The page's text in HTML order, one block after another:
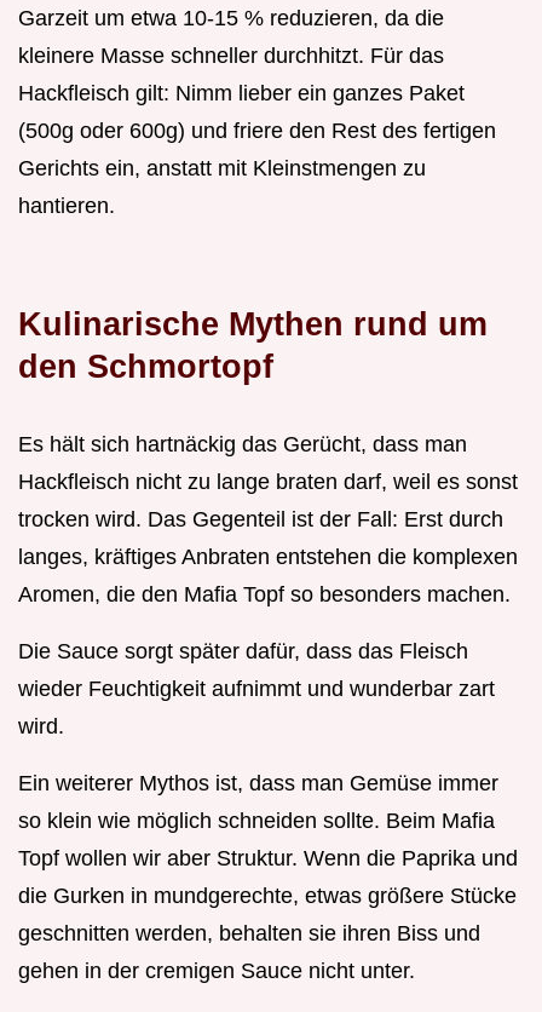
Garzeit um etwa 10-15 % reduzieren, da die
kleinere Masse schneller durchhitzt. Für das
Hackfleisch gilt: Nimm lieber ein ganzes Paket
(500g oder 600g) und friere den Rest des fertigen
Gerichts ein, anstatt mit Kleinstmengen zu
hantieren.
Kulinarische Mythen rund um
den Schmortopf
Es hält sich hartnäckig das Gerücht, dass man
Hackfleisch nicht zu lange braten darf, weil es sonst
trocken wird. Das Gegenteil ist der Fall: Erst durch
langes, kräftiges Anbraten entstehen die komplexen
Aromen, die den Mafia Topf so besonders machen.
Die Sauce sorgt später dafür, dass das Fleisch
wieder Feuchtigkeit aufnimmt und wunderbar zart
wird.
Ein weiterer Mythos ist, dass man Gemüse immer
so klein wie möglich schneiden sollte. Beim Mafia
Topf wollen wir aber Struktur. Wenn die Paprika und
die Gurken in mundgerechte, etwas größere Stücke
geschnitten werden, behalten sie ihren Biss und
gehen in der cremigen Sauce nicht unter.